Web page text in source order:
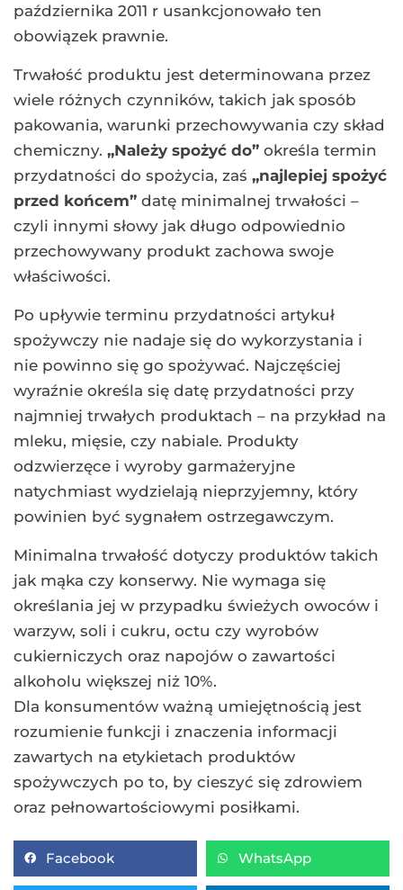
października 2011 r usankcjonowało ten
obowiązek prawnie.
Trwałość produktu jest determinowana przez
wiele różnych czynników, takich jak sposób
pakowania, warunki przechowywania czy skład
chemiczny. „Należy spożyć do” określa termin
przydatności do spożycia, zaś „najlepiej spożyć
przed końcem” datę minimalnej trwałości –
czyli innymi słowy jak długo odpowiednio
przechowywany produkt zachowa swoje
właściwości.
Po upływie terminu przydatności artykuł
spożywczy nie nadaje się do wykorzystania i
nie powinno się go spożywać. Najczęściej
wyraźnie określa się datę przydatności przy
najmniej trwałych produktach – na przykład na
mleku, mięsie, czy nabiale. Produkty
odzwierzęce i wyroby garmażeryjne
natychmiast wydzielają nieprzyjemny, który
powinien być sygnałem ostrzegawczym.
Minimalna trwałość dotyczy produktów takich
jak mąka czy konserwy. Nie wymaga się
określania jej w przypadku świeżych owoców i
warzyw, soli i cukru, octu czy wyrobów
cukierniczych oraz napojów o zawartości
alkoholu większej niż 10%.
Dla konsumentów ważną umiejętnością jest
rozumienie funkcji i znaczenia informacji
zawartych na etykietach produktów
spożywczych po to, by cieszyć się zdrowiem
oraz pełnowartościowymi posiłkami.
Facebook WhatsApp